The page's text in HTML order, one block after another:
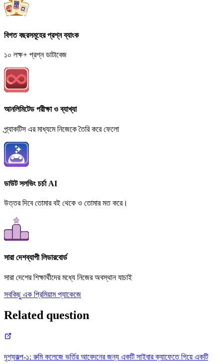
বিগত বছরসমূহের প্রশ্ন ব্যাংক
১০ লক্ষ+ প্রশ্ন ডাটাবেজ
আনলিমিটেড পরীক্ষা ও ব্যাখ্যা
প্র্যাকটিস এর মাধ্যমে নিজেকে তৈরি করে ফেলো
ডাউট সলভিং চর্চা AI
উত্তর দিবে তোমার বই থেকে ও তোমার মত করে।
সারা দেশব্যাপী লিডারবোর্ড
সারা দেশের শিক্ষার্থীদের মধ্যে নিজের অবস্থান যাচাই
সবকিছু এক প্রিমিয়াম প্যাকেজে
Related question
দৃশ্যকল্প-১: রুমি কলেজে ভর্তির আবেদনের জন্য একটি সাইবার ক্যাফেতে গিয়ে একটি